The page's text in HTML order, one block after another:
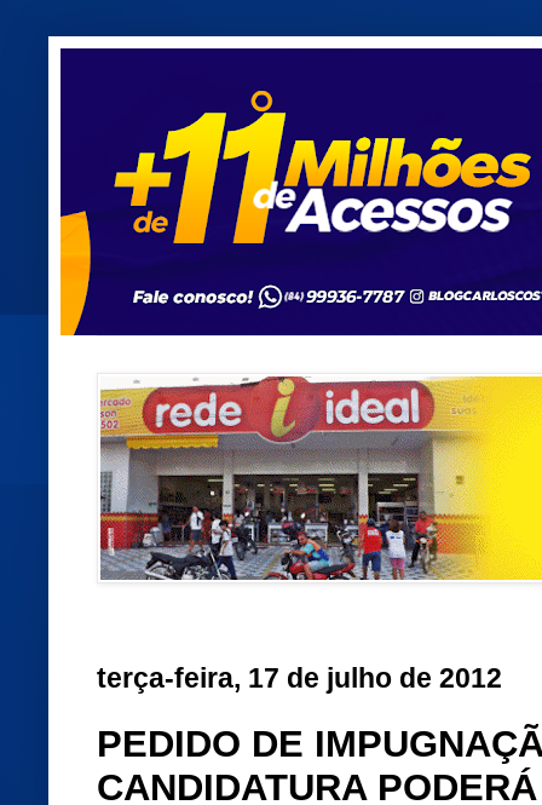
terça-feira, 17 de julho de 2012
PEDIDO DE
CANDIDATURA